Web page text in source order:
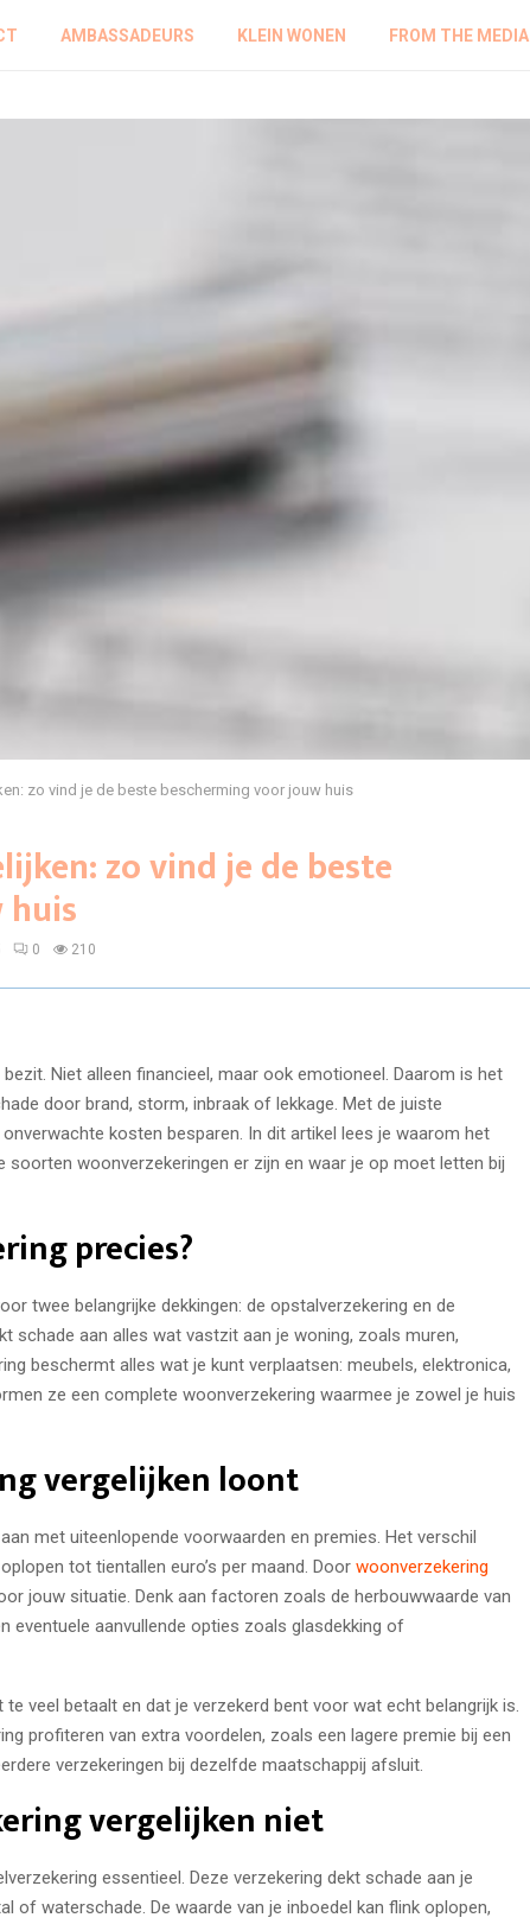
AMBASSADEURS KLEIN WONEN FROM THE MEDIA
zo vind je de beste bescherming voor jouw huis
zo vind je de beste
0 210
Niet alleen financieel, maar ook emotioneel. Daarom is het
door brand, storm, inbraak of lekkage. Met de juiste
kosten besparen. In dit artikel lees je waarom het
soorten woonverzekeringen er zijn en waar je op moet letten bij
precies?
twee belangrijke dekkingen: de opstalverzekering en de
schade aan alles wat vastzit aan je woning, zoals muren,
beschermt alles wat je kunt verplaatsen: meubels, elektronica,
ze een complete woonverzekering waarmee je zowel je huis
vergelijken loont
met uiteenlopende voorwaarden en premies. Het verschil
tot tientallen euro’s per maand. Door woonverzekering
jouw situatie. Denk aan factoren zoals de herbouwwaarde van
eventuele aanvullende opties zoals glasdekking of
veel betaalt en dat je verzekerd bent voor wat echt belangrijk is.
profiteren van extra voordelen, zoals een lagere premie bij een
verzekeringen bij dezelfde maatschappij afsluit.
vergelijken niet
essentieel. Deze verzekering dekt schade aan je
of waterschade. De waarde van je inboedel kan flink oplopen,